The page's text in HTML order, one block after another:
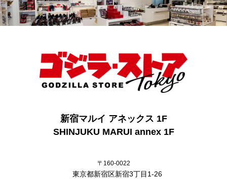
新宿マルイ アネックス 1F
SHINJUKU MARUI annex 1F
〒160-0022
東京都新宿区新宿3丁目1-26